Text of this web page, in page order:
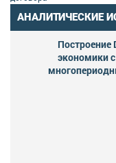
АНАЛИТИЧЕСКИЕ
Построение
экономики